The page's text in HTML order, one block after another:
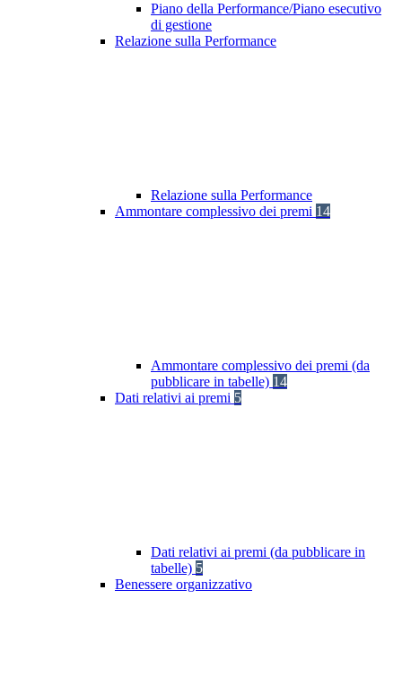
Piano della Performance/Piano esecutivo
di gestione
Relazione sulla Performance
Relazione sulla Performance
Ammontare complessivo dei premi 14
Ammontare complessivo dei premi (da
pubblicare in tabelle) 14
Dati relativi ai premi 5
Dati relativi ai premi (da pubblicare in
tabelle) 5
Benessere organizzativo